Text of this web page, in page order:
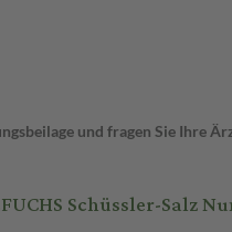
und fragen Sie Ihre
Schüssler-Salz